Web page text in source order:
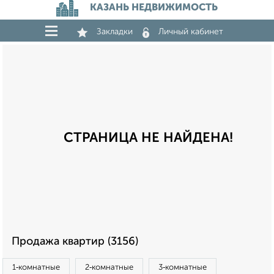
КАЗАНЬ НЕДВИЖИМОСТЬ
Закладки Личный кабинет
СТРАНИЦА НЕ НАЙДЕНА!
Продажа квартир (3156)
1‑комнатные 2‑комнатные 3‑комнатные